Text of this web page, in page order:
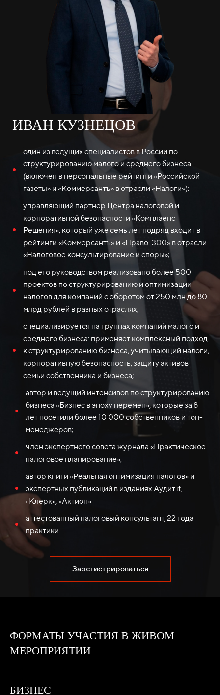
ИВАН КУЗНЕЦОВ
один из ведущих специалистов в России по
структурированию малого и среднего бизнеса
(включен в персональные рейтинги «Российской
газеты» и «Коммерсантъ» в отрасли «Налоги»);
управляющий партнёр Центра налоговой и
корпоративной безопасности «Комплаенс
Решения», который уже семь лет подряд входит в
рейтинги «Коммерсантъ» и «Право-300» в отрасли
«Налоговое консультирование и споры»;
под его руководством реализовано более 500
проектов по структурированию и оптимизации
налогов для компаний с оборотом от 250 млн до 80
млрд рублей в разных отраслях;
специализируется на группах компаний малого и
среднего бизнеса: применяет комплексный подход
к структурированию бизнеса, учитывающий налоги,
корпоративную безопасность, защиту активов
семьи собственника и бизнеса;
автор и ведущий интенсивов по структурированию
бизнеса «Бизнес в эпоху перемен», которые за 8
лет посетили более 10 000 собственников и топ-
менеджеров;
член экспертного совета журнала «Практическое
налоговое планирование»;
автор книги «Реальная оптимизация налогов» и
экспертных публикаций в изданиях Аудит.it,
«Клерк», «Актион»
аттестованный налоговый консультант, 22 года
практики.
Зарегистрироваться
ФОРМАТЫ УЧАСТИЯ В ЖИВОМ
МЕРОПРИЯТИИ
БИЗНЕС